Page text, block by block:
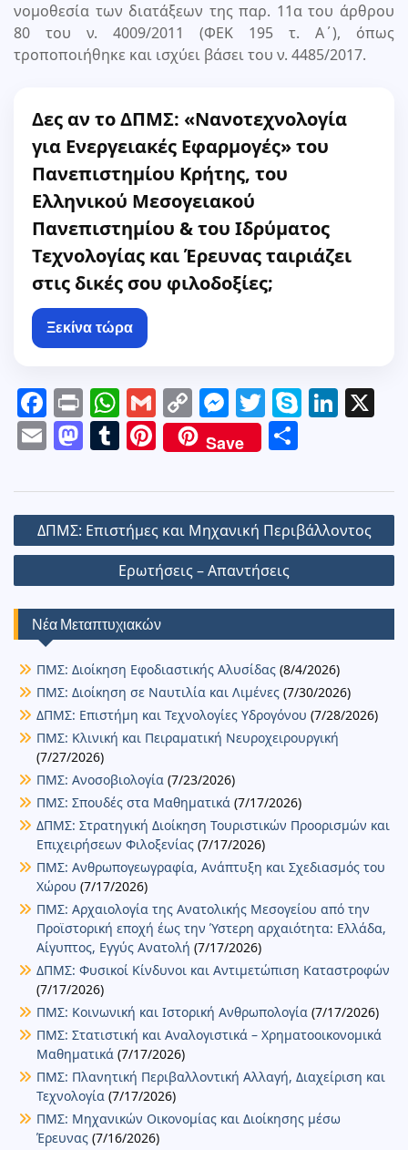
νομοθεσία των διατάξεων της παρ. 11α του άρθρου
80 του ν. 4009/2011 (ΦΕΚ 195 τ. Α΄), όπως
τροποποιήθηκε και ισχύει βάσει του ν. 4485/2017.
Δες αν το ΔΠΜΣ: «Νανοτεχνολογία
για Ενεργειακές Εφαρμογές» του
Πανεπιστημίου Κρήτης, του
Ελληνικού Μεσογειακού
Πανεπιστημίου & του Ιδρύματος
Τεχνολογίας και Έρευνας ταιριάζει
στις δικές σου φιλοδοξίες;
Ξεκίνα τώρα
F
a
c
e
b
o
o
k
Pr
in
t
W
h
at
s
A
p
p
G
m
ai
l
C
o
p
y
Li
n
k
M
e
ss
e
n
g
er
T
w
itt
er
S
p
e
Li
e
dI
n
E
ai
l
M
st
o
d
o
n
T
m
bl
r
Pi
nt
er
e
st
Save
ρ
α
σ
τε
ίτ
ε
Πλοήγηση
άρθρων
ΔΠΜΣ: Επιστήμες και Μηχανική Περιβάλλοντος
Ερωτήσεις – Απαντήσεις
Νέα Μεταπτυχιακών
ΠΜΣ: Διοίκηση Εφοδιαστικής Αλυσίδας (8/4/2026)
ΠΜΣ: Διοίκηση σε Ναυτιλία και Λιμένες (7/30/2026)
ΔΠΜΣ: Επιστήμη και Τεχνολογίες Υδρογόνου (7/28/2026)
ΠΜΣ: Κλινική και Πειραματική Νευροχειρουργική
(7/27/2026)
ΠΜΣ: Ανοσοβιολογία (7/23/2026)
ΠΜΣ: Σπουδές στα Μαθηματικά (7/17/2026)
ΔΠΜΣ: Στρατηγική Διοίκηση Τουριστικών Προορισμών και
Επιχειρήσεων Φιλοξενίας (7/17/2026)
ΠΜΣ: Ανθρωπογεωγραφία, Ανάπτυξη και Σχεδιασμός του
Χώρου (7/17/2026)
ΠΜΣ: Αρχαιολογία της Ανατολικής Μεσογείου από την
Προϊστορική εποχή έως την Ύστερη αρχαιότητα: Ελλάδα,
Αίγυπτος, Εγγύς Ανατολή (7/17/2026)
ΔΠΜΣ: Φυσικοί Κίνδυνοι και Αντιμετώπιση Καταστροφών
(7/17/2026)
ΠΜΣ: Κοινωνική και Ιστορική Ανθρωπολογία (7/17/2026)
ΠΜΣ: Στατιστική και Αναλογιστικά – Χρηματοοικονομικά
Μαθηματικά (7/17/2026)
ΠΜΣ: Πλανητική Περιβαλλοντική Αλλαγή, Διαχείριση και
Τεχνολογία (7/17/2026)
ΠΜΣ: Μηχανικών Οικονομίας και Διοίκησης μέσω
Έρευνας (7/16/2026)